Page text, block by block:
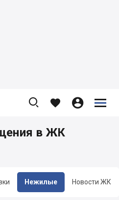
   


Нежилые Новости ЖК
в ЖК